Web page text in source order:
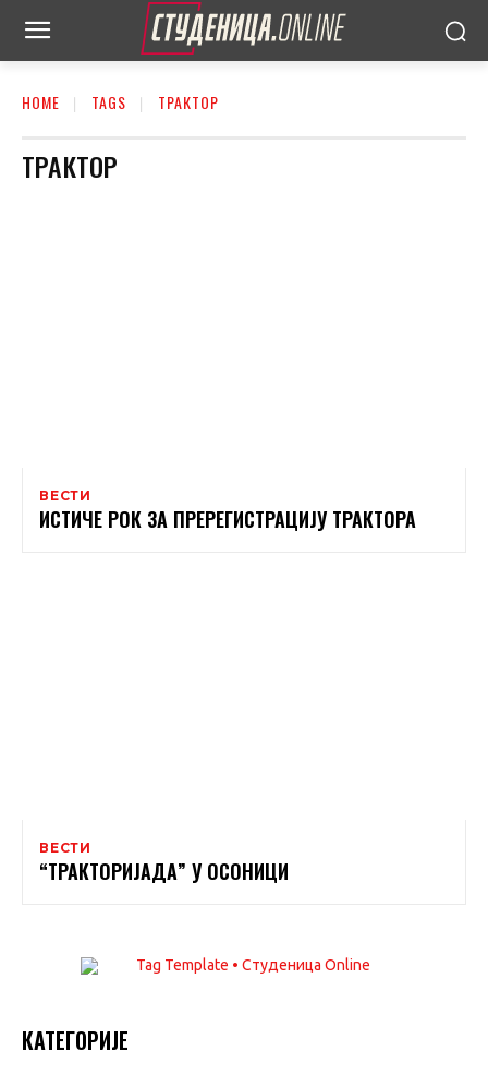
HOME TAGS ТРАКТОР
ТРАКТОР
ВЕСТИ
ИСТИЧЕ РОК ЗА ПРЕРЕГИСТРАЦИЈУ ТРАКТОРА
ВЕСТИ
“ТРАКТОРИЈАДА” У ОСОНИЦИ
КАТЕГОРИЈЕ